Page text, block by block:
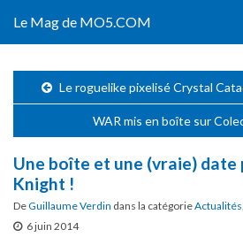
Le Mag de MO5.COM
Le roguelike pixelisé Crystal
WAR mis en boîte sur
Une boîte et une (vraie) date
Knight !
DeGuillaume Verdin dans la catégorieActualités,
6 juin 2014